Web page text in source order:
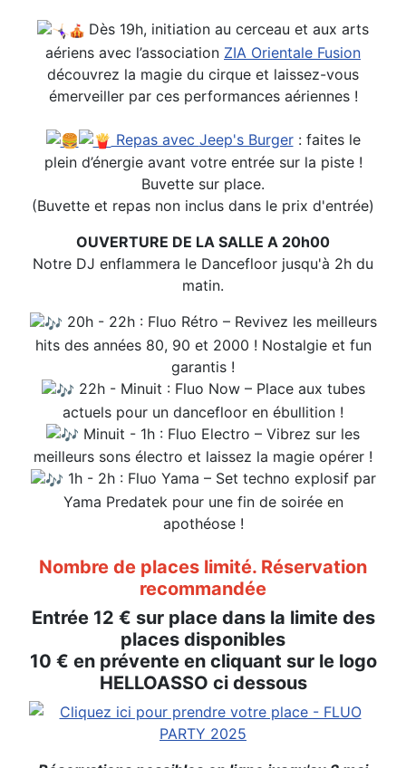
Dès 19h, initiation au cerceau et aux arts
aériens avec l’association ZIA Orientale Fusion
découvrez la magie du cirque et laissez-vous
émerveiller par ces performances aériennes !
Repas avec Jeep's Burger: faites le
plein d’énergie avant votre entrée sur la piste !
Buvette sur place.
(Buvette et repas non inclus dans le prix d'entrée)
OUVERTURE DE LA SALLE A 20h00
Notre DJ enflammera le Dancefloor jusqu'à 2h du
matin.
20h - 22h : Fluo Rétro – Revivez les meilleurs
hits des années 80, 90 et 2000 ! Nostalgie et fun
garantis !
22h - Minuit : Fluo Now – Place aux tubes
actuels pour un dancefloor en ébullition !
Minuit - 1h : Fluo Electro – Vibrez sur les
meilleurs sons électro et laissez la magie opérer !
1h - 2h : Fluo Yama – Set techno explosif par
Yama Predatek pour une fin de soirée en
apothéose !
Nombre de places limité. Réservation
recommandée
Entrée 12 € sur place dans la limite des
places disponibles
10 € en prévente en cliquant sur le logo
HELLOASSO ci dessous